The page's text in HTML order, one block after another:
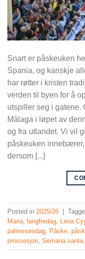
Snart er påskeuken
Spania, og kanskje
har røtter i kristen
verden til byen for å
utspiller seg i gatene.
Málaga i løpet av
og fra utlandet. Vi vil
påskeuken
dersom [...]
Posted in 2025/26 |
Maria langfredag Lena
palmesøndag Påske
prossesjon Semana santa